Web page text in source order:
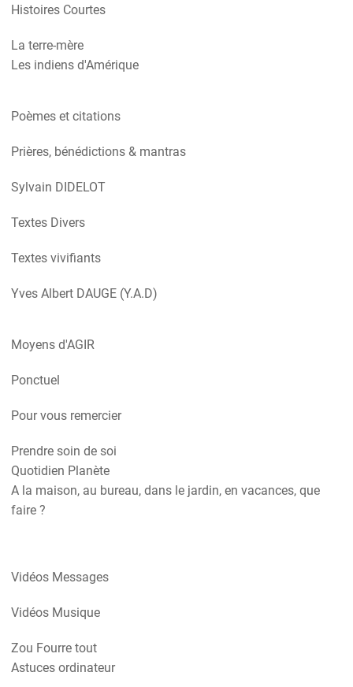
Histoires Courtes
La terre-mère
Les indiens d'Amérique
Poèmes et citations
Prières, bénédictions & mantras
Sylvain DIDELOT
Textes Divers
Textes vivifiants
Yves Albert DAUGE (Y.A.D)
Moyens d'AGIR
Ponctuel
Pour vous remercier
Prendre soin de soi
Quotidien Planète
A la maison, au bureau, dans le jardin, en vacances, que
faire ?
Vidéos Messages
Vidéos Musique
Zou Fourre tout
Astuces ordinateur